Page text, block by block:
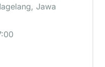
Jawa